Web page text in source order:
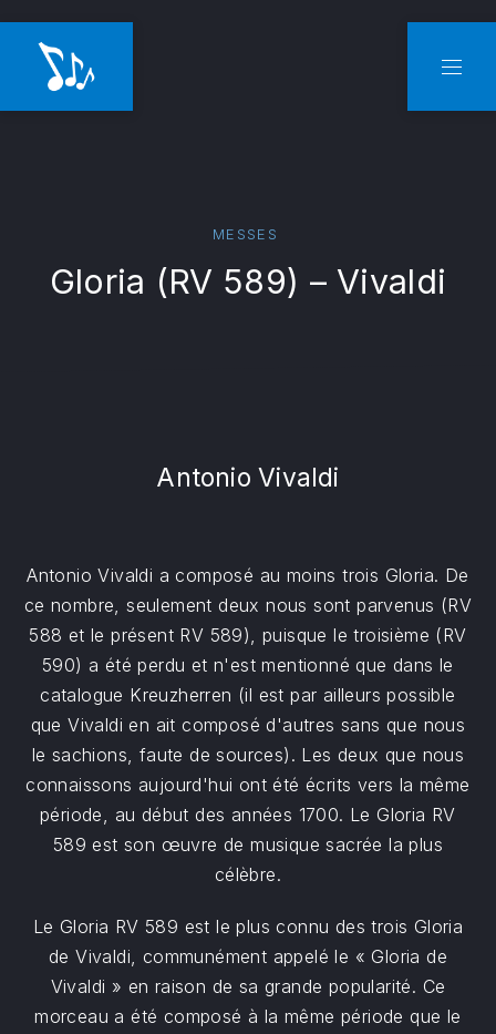
MESSES
Gloria (RV 589) – Vivaldi
Antonio Vivaldi
Antonio Vivaldi a composé au moins trois Gloria. De
ce nombre, seulement deux nous sont parvenus (RV
588 et le présent RV 589), puisque le troisième (RV
590) a été perdu et n'est mentionné que dans le
catalogue Kreuzherren (il est par ailleurs possible
que Vivaldi en ait composé d'autres sans que nous
le sachions, faute de sources). Les deux que nous
connaissons aujourd'hui ont été écrits vers la même
période, au début des années 1700. Le Gloria RV
589 est son œuvre de musique sacrée la plus
célèbre.
Le Gloria RV 589 est le plus connu des trois Gloria
de Vivaldi, communément appelé le « Gloria de
Vivaldi » en raison de sa grande popularité. Ce
morceau a été composé à la même période que le